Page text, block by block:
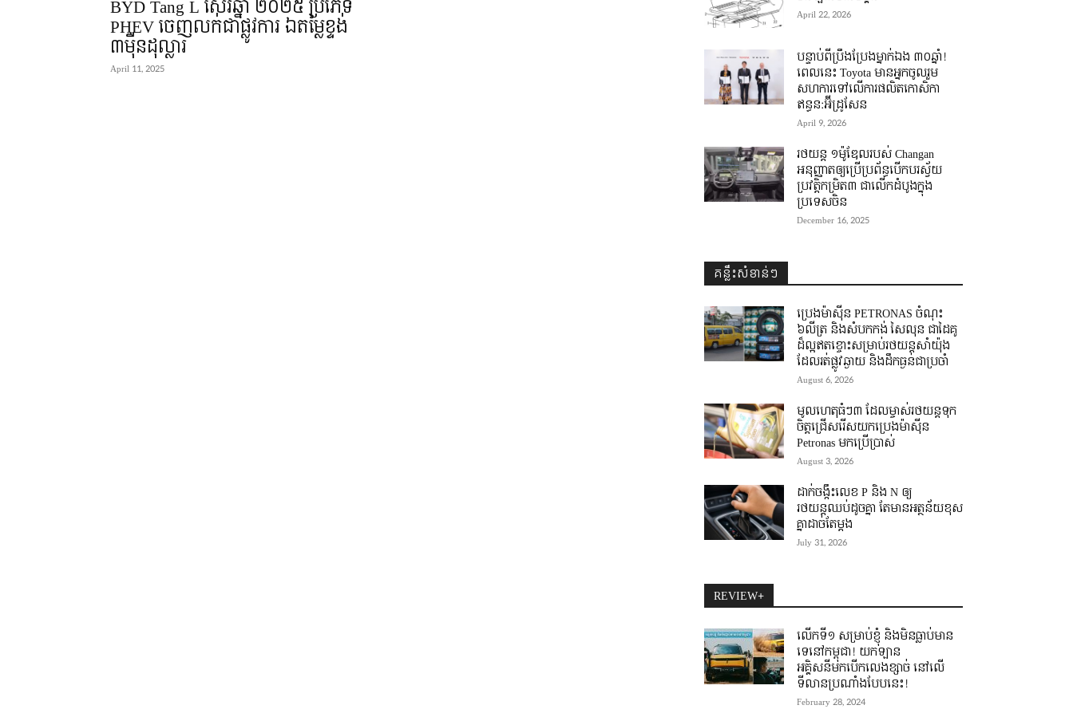
BYD Tang L ស៊េរីឆ្នាំ ២០២៥ ប្រភេទ
PHEV ចេញលក់ជាផ្លូវការ ឯតម្លៃខ្ទង់
៣មុឺនដុល្លារ
April 11, 2025
April 22, 2026
បន្ទាប់ពីប្រឹងប្រែងម្នាក់ឯង ៣០ឆ្នាំ! ​
ពេលនេះ Toyota មានអ្នកចូលរួម
សហការទៅលើការផលិតកោសិកា
ឥន្ធន:អ៊ីដ្រូសែន
April 9, 2026
រថយន្ត ១ម៉ូឌែលរបស់ Changan
អនុញ្ញាតឲ្យប្រើប្រព័ន្ធបើកបរស្វ័យ
ប្រវត្តិកម្រិត៣ ជាលើកដំបូងក្នុង
ប្រទេសចិន
December 16, 2025
គន្លឹះសំខាន់ៗ
ប្រេងម៉ាស៊ីន PETRONAS ចំណុះ
៦លីត្រ និងសំបកកង់ សៃលុន ជាដៃគូ
ដ៏ល្អឥតខ្ចោះសម្រាប់រថយន្តសាំយ៉ុង
ដែលរត់ផ្លូវឆ្ងាយ និងដឹកធ្ងន់ជាប្រចាំ
August 6, 2026
មូលហេតុធំៗ៣ ដែលម្ចាស់រថយន្តទុក
ចិត្តជ្រើសរើសយកប្រេងម៉ាស៊ីន
Petronas មកប្រើប្រាស់
August 3, 2026
ដាក់ចង្កឹះលេខ P និង N ឲ្យ
រថយន្តឈប់ដូចគ្នា តែមានអត្ថន័យខុស
គ្នាដាច់តែម្តង
July 31, 2026
REVIEW+
លើកទី១ សម្រាប់ខ្ញុំ និងមិនធ្លាប់មាន
ទេនៅកម្ពុជា! យកឡាន
អគ្គិសនីមកបើកលេងខ្សាច់ នៅលើ
ទីលានប្រណាំងបែបនេះ!
February 28, 2024